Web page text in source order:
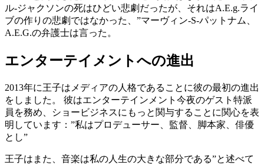
ル-ジャクソンの死はひどい悲劇だったが、それはA.E.g.ライ
ブの作りの悲劇ではなかった、”マーヴィン-S-パットナム、
A.E.G.の弁護士は言った。
エンターテイメントへの進出
2013年に王子はメディアの人格であることに彼の最初の進出
をしました。 彼はエンターテインメント今夜のゲスト特派
員を務め、ショービジネスにもっと関与することに関心を表
明しています：”私はプロデューサー、監督、脚本家、俳優
とし”
王子はまた、音楽は私の人生の大きな部分である”と述べて